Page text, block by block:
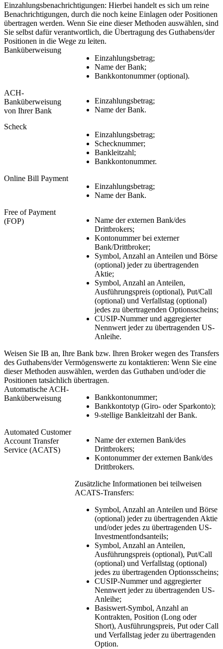
Einzahlungsbenachrichtigungen: Hierbei handelt es sich um reine
Benachrichtigungen, durch die noch keine Einlagen oder Positionen
übertragen werden. Wenn Sie eine dieser Methoden auswählen, sind
Sie selbst dafür verantwortlich, die Übertragung des Guthabens/der
Positionen in die Wege zu leiten.
Banküberweisung
Einzahlungsbetrag;
Name der Bank;
Bankkontonummer (optional).
ACH-
Banküberweisung
von Ihrer Bank
Einzahlungsbetrag;
Name der Bank.
Scheck
Einzahlungsbetrag;
Schecknummer;
Bankleitzahl;
Bankkontonummer.
Online Bill Payment
Einzahlungsbetrag;
Name der Bank.
Free of Payment
(FOP)
Name der externen Bank/des
Drittbrokers;
Kontonummer bei externer
Bank/Drittbroker;
Symbol, Anzahl an Anteilen und Börse
(optional) jeder zu übertragenden
Aktie;
Symbol, Anzahl an Anteilen,
Ausführungspreis (optional), Put/Call
(optional) und Verfallstag (optional)
jedes zu übertragenden Optionsscheins;
CUSIP-Nummer und aggregierter
Nennwert jeder zu übertragenden US-
Anleihe.
Weisen Sie IB an, Ihre Bank bzw. Ihren Broker wegen des Transfers
des Guthabens/der Vermögenswerte zu kontaktieren: Wenn Sie eine
dieser Methoden auswählen, werden das Guthaben und/oder die
Positionen tatsächlich übertragen.
Automatische ACH-
Banküberweisung
Bankkontonummer;
Bankkontotyp (Giro- oder Sparkonto);
9-stellige Bankleitzahl der Bank.
Automated Customer
Account Transfer
Service (ACATS)
Name der externen Bank/des
Drittbrokers;
Kontonummer der externen Bank/des
Drittbrokers.
Zusätzliche Informationen bei teilweisen
ACATS-Transfers:
Symbol, Anzahl an Anteilen und Börse
(optional) jeder zu übertragenden Aktie
und/oder jedes zu übertragenden US-
Investmentfondsanteils;
Symbol, Anzahl an Anteilen,
Ausführungspreis (optional), Put/Call
(optional) und Verfallstag (optional)
jedes zu übertragenden Optionsscheins;
CUSIP-Nummer und aggregierter
Nennwert jeder zu übertragenden US-
Anleihe;
Basiswert-Symbol, Anzahl an
Kontrakten, Position (Long oder
Short), Ausführungspreis, Put oder Call
und Verfallstag jeder zu übertragenden
Option.